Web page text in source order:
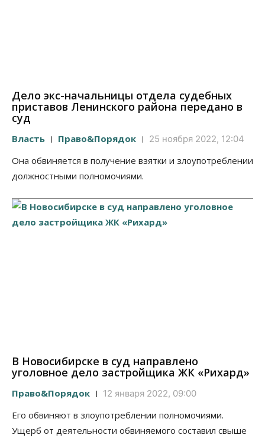
Дело экс-начальницы отдела судебных
приставов Ленинского района передано в
суд
Власть Право&Порядок 25 ноября 2022, 12:04
Она обвиняется в получение взятки и злоупотреблении
должностными полномочиями.
В Новосибирске в суд направлено
уголовное дело застройщика ЖК «Рихард»
Право&Порядок 12 января 2022, 09:00
Его обвиняют в злоупотреблении полномочиями.
Ущерб от деятельности обвиняемого составил свыше